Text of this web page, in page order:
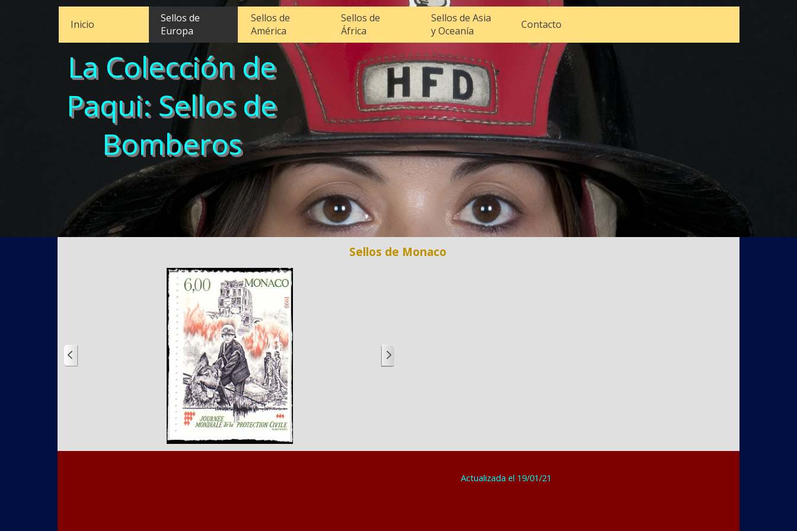
Inicio
Sellos de
Europa
Sellos de
América
Sellos de
África
Sellos de Asia
y Oceanía
Contacto
La Colección de
Paqui: Sellos de
Bomberos
Sellos de Monaco
Actualizada el 19/01/21